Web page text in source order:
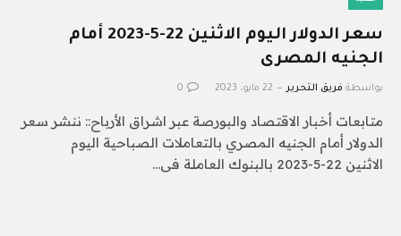
سعر الدولار اليوم الاثنين 22-5-2023 أمام
الجنيه المصرى
بواسطة فريق التحرير 22 مايو، 2023 0
متابعات أخبار الاقتصاد والبورصة عبر اشراق الأرباح:: ننشر سعر
الدولار أمام الجنيه المصري بالتعاملات الصباحية اليوم
الاثنين 22-5-2023 بالبنوك العاملة فى…